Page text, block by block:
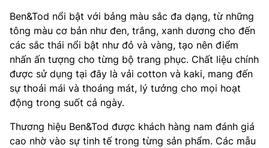
Ben&Tod nổi bật với bảng màu sắc đa dạng, từ những
tông màu cơ bản như đen, trắng, xanh dương cho đến
các sắc thái nổi bật như đỏ và vàng, tạo nên điểm
nhấn ấn tượng cho từng bộ trang phục. Chất liệu chính
được sử dụng tại đây là vải cotton và kaki, mang đến
sự thoải mái và thoáng mát, lý tưởng cho mọi hoạt
động trong suốt cả ngày.
Thương hiệu Ben&Tod được khách hàng nam đánh giá
cao nhờ vào sự tinh tế trong từng sản phẩm. Các mẫu